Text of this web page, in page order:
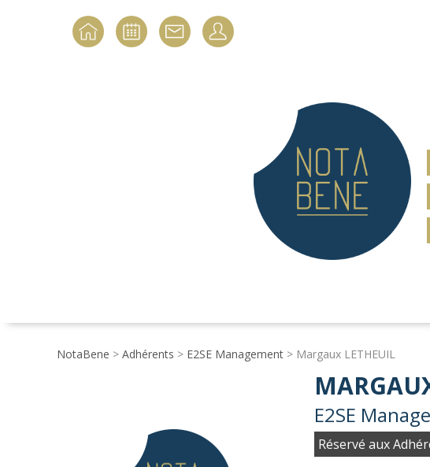
NotaBene > Adhérents > E2SE Management > Margaux LETHEUIL
E2SE
Réservé aux